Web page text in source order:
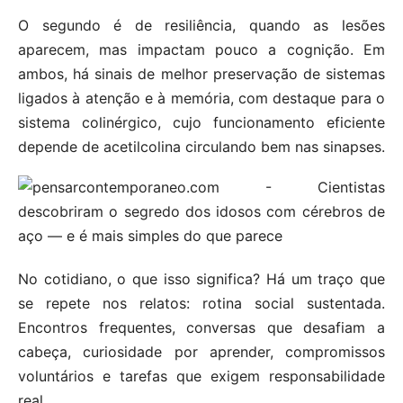
O segundo é de resiliência, quando as lesões
aparecem, mas impactam pouco a cognição. Em
ambos, há sinais de melhor preservação de sistemas
ligados à atenção e à memória, com destaque para o
sistema colinérgico, cujo funcionamento eficiente
depende de acetilcolina circulando bem nas sinapses.
No cotidiano, o que isso significa? Há um traço que
se repete nos relatos: rotina social sustentada.
Encontros frequentes, conversas que desafiam a
cabeça, curiosidade por aprender, compromissos
voluntários e tarefas que exigem responsabilidade